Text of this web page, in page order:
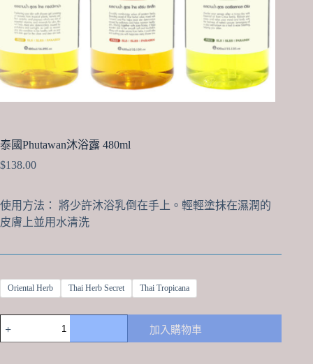
泰國Phutawan沐浴露 480ml
$138.00
使用方法： 將少許沐浴乳倒在手上。輕輕塗抹在濕潤的
皮膚上並用水清洗
Oriental Herb Thai Herb Secret Thai Tropicana
加入購物車